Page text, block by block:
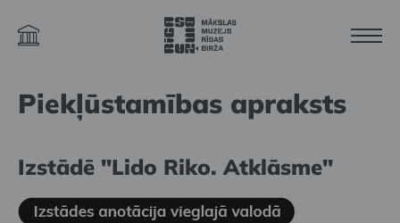
Piekļūstamības apraksts
Izstādē "Lido Riko. Atklāsme"